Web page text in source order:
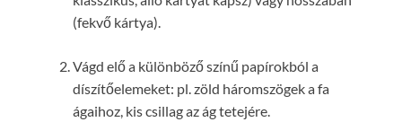
(fekvő kártya).
Vágd elő a különböző színű papírokból a
díszítőelemeket: pl. zöld háromszögek a fa
ágaihoz, kis csillag az ág tetejére.